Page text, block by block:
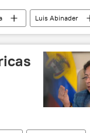
Luis Abinader